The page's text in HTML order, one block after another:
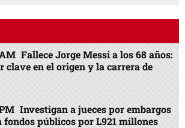
Fallece Jorge Messi a los 68 años:
clave en el origen y la carrera de
Investigan a jueces por embargos
fondos públicos por L921 millones